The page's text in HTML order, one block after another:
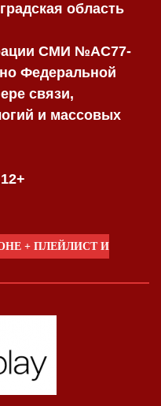
область
СМИ №AC77-
Федеральной
связи,
и массовых
+ ПЛЕЙЛИСТ И